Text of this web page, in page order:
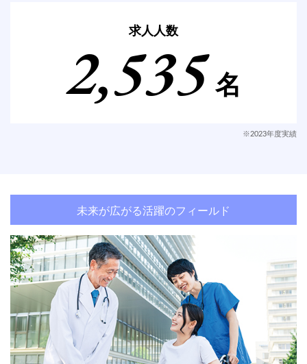
求人人数
2,535名
※2023年度実績
未来が広がる活躍のフィールド